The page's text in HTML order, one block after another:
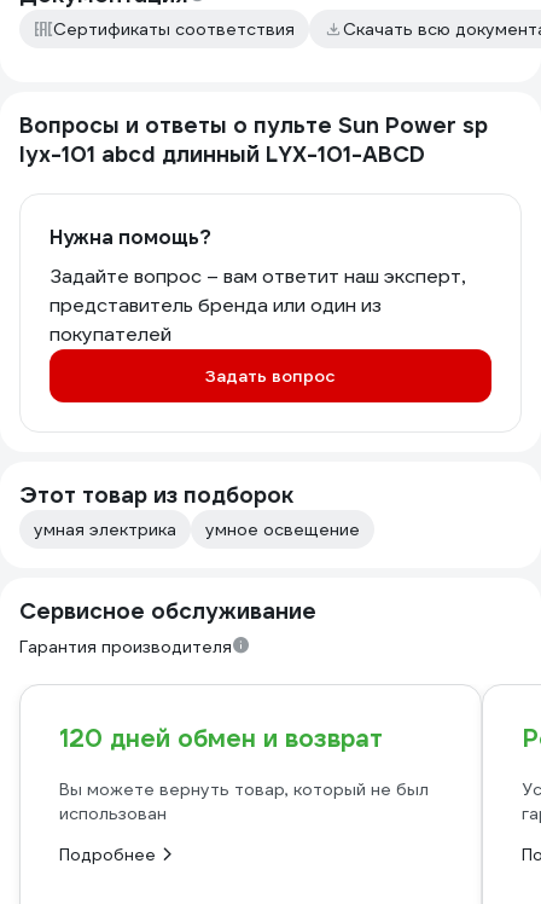
Сертификаты соответствия Скачать всю
Вопросы и ответы о пульте Sun Power sp
lyx-101 abcd длинный LYX-101-ABCD
Нужна помощь?
Задайте вопрос – вам ответит наш эксперт,
представитель бренда или один из
покупателей
Задать вопрос
Этот товар из подборок
умная электрика умное освещение
Сервисное обслуживание
Гарантия производителя
120 дней обмен и возврат
Вы можете вернуть товар, который не был
использован
Подробнее